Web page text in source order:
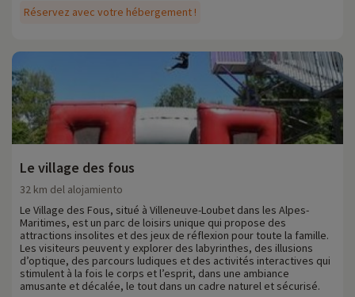
Réservez avec votre hébergement !
Le village des fous
32 km del alojamiento
Le Village des Fous, situé à Villeneuve-Loubet dans les Alpes-
Maritimes, est un parc de loisirs unique qui propose des
attractions insolites et des jeux de réflexion pour toute la famille.
Les visiteurs peuvent y explorer des labyrinthes, des illusions
d’optique, des parcours ludiques et des activités interactives qui
stimulent à la fois le corps et l’esprit, dans une ambiance
amusante et décalée, le tout dans un cadre naturel et sécurisé.